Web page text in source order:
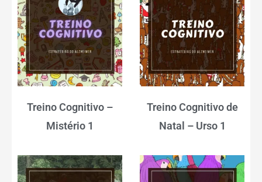
Treino Cognitivo –
Mistério 1
Treino Cognitivo de
Natal – Urso 1